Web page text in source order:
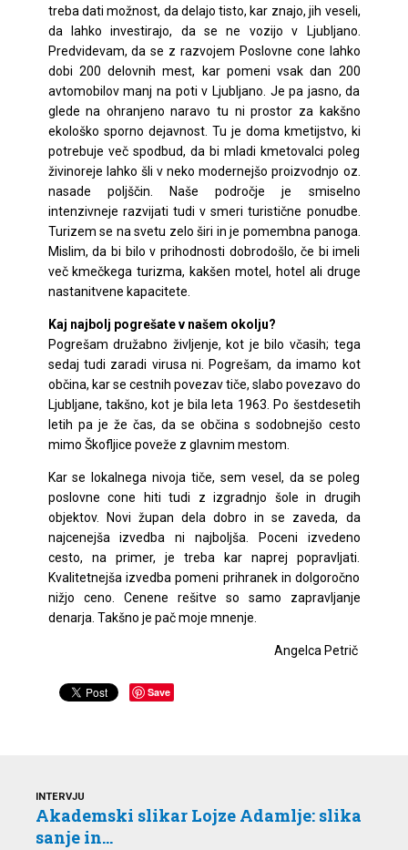
treba dati možnost, da delajo tisto, kar znajo, jih veseli,
da lahko investirajo, da se ne vozijo v Ljubljano.
Predvidevam, da se z razvojem Poslovne cone lahko
dobi 200 delovnih mest, kar pomeni vsak dan 200
avtomobilov manj na poti v Ljubljano. Je pa jasno, da
glede na ohranjeno naravo tu ni prostor za kakšno
ekološko sporno dejavnost. Tu je doma kmetijstvo, ki
potrebuje več spodbud, da bi mladi kmetovalci poleg
živinoreje lahko šli v neko modernejšo proizvodnjo oz.
nasade poljščin. Naše področje je smiselno
intenzivneje razvijati tudi v smeri turistične ponudbe.
Turizem se na svetu zelo širi in je pomembna panoga.
Mislim, da bi bilo v prihodnosti dobrodošlo, če bi imeli
več kmečkega turizma, kakšen motel, hotel ali druge
nastanitvene kapacitete.
Kaj najbolj pogrešate v našem okolju?
Pogrešam družabno življenje, kot je bilo včasih; tega
sedaj tudi zaradi virusa ni. Pogrešam, da imamo kot
občina, kar se cestnih povezav tiče, slabo povezavo do
Ljubljane, takšno, kot je bila leta 1963. Po šestdesetih
letih pa je že čas, da se občina s sodobnejšo cesto
mimo Škofljice poveže z glavnim mestom.
Kar se lokalnega nivoja tiče, sem vesel, da se poleg
poslovne cone hiti tudi z izgradnjo šole in drugih
objektov. Novi župan dela dobro in se zaveda, da
najcenejša izvedba ni najboljša. Poceni izvedeno
cesto, na primer, je treba kar naprej popravljati.
Kvalitetnejša izvedba pomeni prihranek in dolgoročno
nižjo ceno. Cenene rešitve so samo zapravljanje
denarja. Takšno je pač moje mnenje.
Angelca Petrič
Save
INTERVJU
Akademski slikar Lojze Adamlje: slika
sanje in...